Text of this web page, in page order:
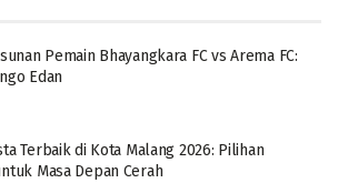
Pemain Bhayangkara FC vs Arema FC:
Edan
Terbaik di Kota Malang 2026: Pilihan
Masa Depan Cerah